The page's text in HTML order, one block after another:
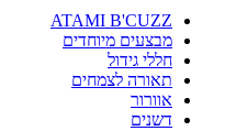
ATAMI B'CUZZ
מבצעים מיוחדים
חללי גידול
תאורה לצמחים
אוורור
דשנים